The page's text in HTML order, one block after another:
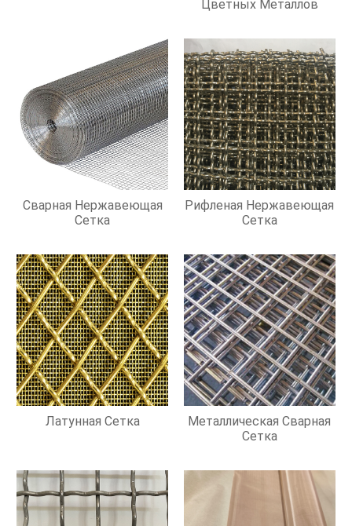
Цветных Металлов
Сварная Нержавеющая
Сетка
Рифленая Нержавеющая
Сетка
Латунная Сетка
Металлическая Сварная
Сетка